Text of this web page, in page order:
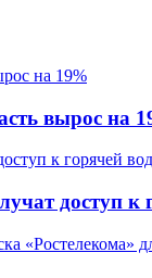
вырос на
доступ к